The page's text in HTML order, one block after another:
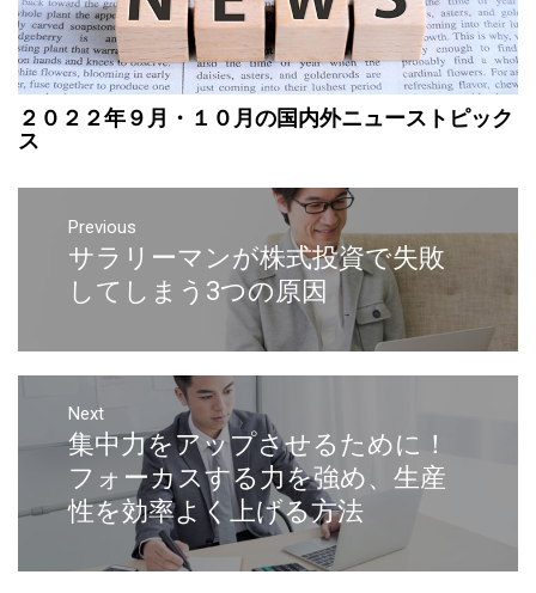
２０２２年９月・１０月の国内外ニューストピック
ス
Previous
サラリーマンが株式投資で失敗
してしまう3つの原因
Next
集中力をアップさせるために！
フォーカスする力を強め、生産
性を効率よく上げる方法